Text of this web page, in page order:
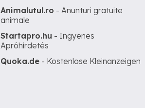
Animalutul.ro - Anunturi gratuite
animale
Startapro.hu - Ingyenes
Apróhirdetés
Quoka.de - Kostenlose Kleinanzeigen